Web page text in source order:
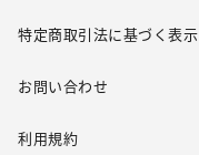
特定商取引法に基づく表示
お問い合わせ
利用規約